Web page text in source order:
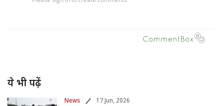
ये भी पढ़ें
News 17 Jun, 2026